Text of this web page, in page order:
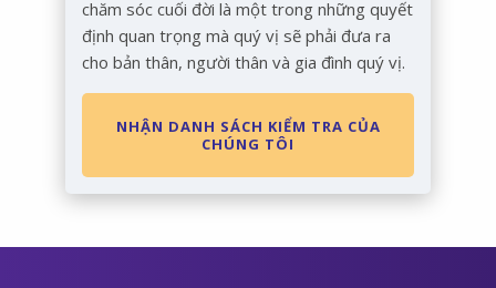
chăm sóc cuối đời là một trong những quyết
định quan trọng mà quý vị sẽ phải đưa ra
cho bản thân, người thân và gia đình quý vị.
NHẬN DANH SÁCH KIỂM TRA CỦA
CHÚNG TÔI